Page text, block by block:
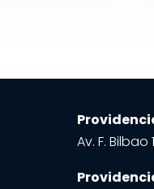
Av. F. Bilbao